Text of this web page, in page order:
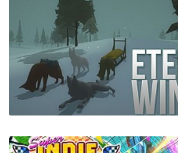
Ember Night Solitaire